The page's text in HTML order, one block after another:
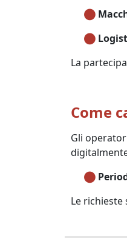
La
Come
Gli
Le richieste